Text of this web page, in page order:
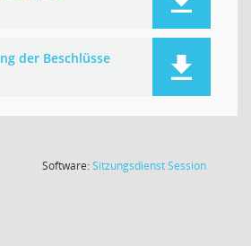
der Beschlüsse
Software:SitzungsdienstSession(Wird in